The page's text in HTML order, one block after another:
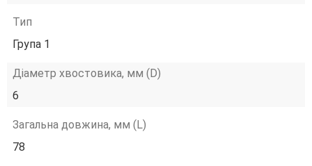
Тип
Група 1
Діаметр хвостовика, мм (D)
6
Загальна довжина, мм (L)
78